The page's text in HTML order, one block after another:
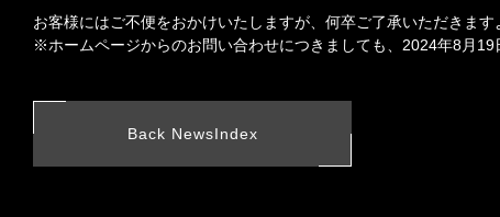
お客様にはご不便をおかけいたしますが、何卒ご了承いただきます
※ホームページからのお問い合わせにつきましても、2024年8月19
Back NewsIndex